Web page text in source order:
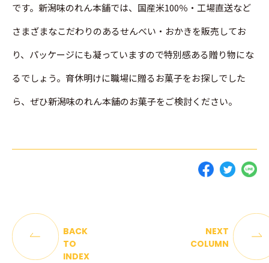
です。新潟味のれん本舗では、国産米100％・工場直送など
さまざまなこだわりのあるせんべい・おかきを販売してお
り、パッケージにも凝っていますので特別感ある贈り物にな
るでしょう。育休明けに職場に贈るお菓子をお探しでした
ら、ぜひ新潟味のれん本舗のお菓子をご検討ください。
BACK
TO
INDEX
NEXT
COLUMN